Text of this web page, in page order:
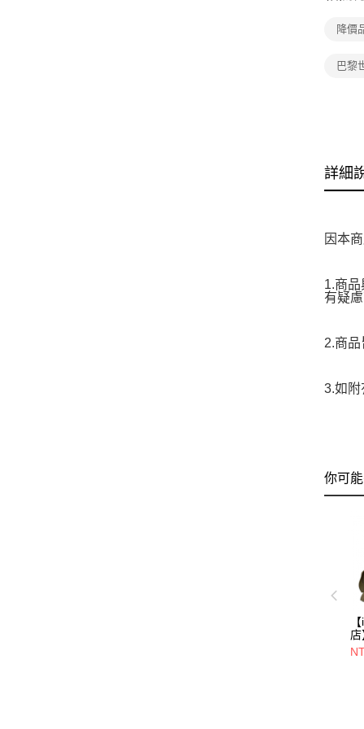
降價
巴黎
詳細
因本
1.商
有疑
2.商
3.如附
你可
店